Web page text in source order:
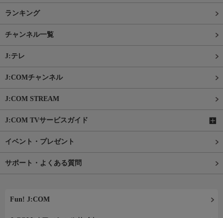
ランキング
チャンネル一覧
J:テレ
J:COMチャンネル
J:COM STREAM
J:COM TVサービスガイド
イベント・プレゼント
サポート・よくある質問
Fun! J:COM